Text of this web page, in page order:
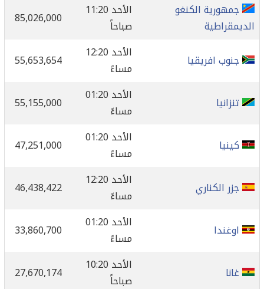
جمهورية الكنغو
الديمقراطية
الأحد 11:20
صباحاً
85,026,000
جنوب افريقيا
الأحد 12:20
مساءً
55,653,654
تنزانيا
الأحد 01:20
مساءً
55,155,000
كينيا
الأحد 01:20
مساءً
47,251,000
جزر الكناري
الأحد 12:20
مساءً
46,438,422
اوغندا
الأحد 01:20
مساءً
33,860,700
غانا
الأحد 10:20
صباحاً
27,670,174